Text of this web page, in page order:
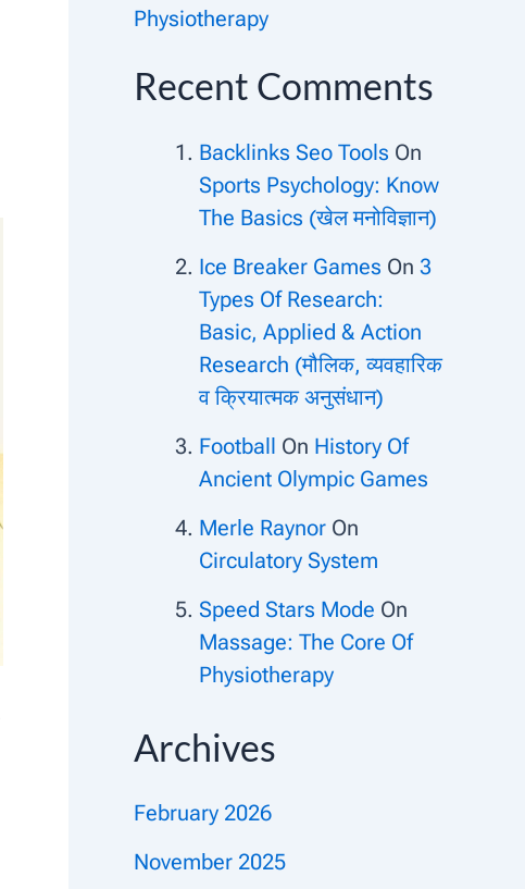
Physiotherapy
Recent Comments
Backlinks Seo Tools On
Sports Psychology: Know
The Basics (खेल मनोविज्ञान)
Ice Breaker Games On 3
Types Of Research:
Basic, Applied & Action
Research (मौलिक, व्यवहारिक
व क्रियात्मक अनुसंधान)
Football On History Of
Ancient Olympic Games
Merle Raynor On
Circulatory System
Speed Stars Mode On
Massage: The Core Of
Physiotherapy
Archives
February 2026
November 2025